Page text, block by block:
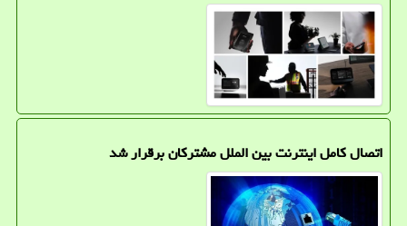
اتصال کامل اینترنت بین الملل مشترکان برقرار شد